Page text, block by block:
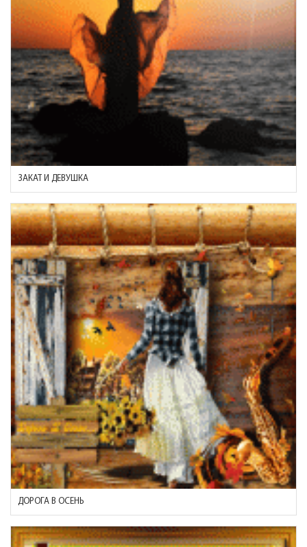
ЗАКАТ И ДЕВУШКА
ДОРОГА В ОСЕНЬ